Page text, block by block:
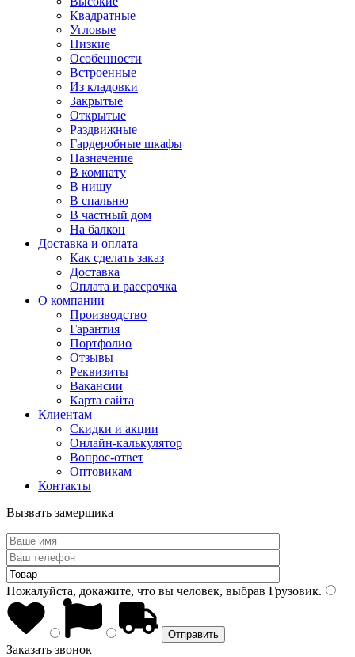
Квадратные
Угловые
Низкие
Особенности
Встроенные
Из кладовки
Закрытые
Открытые
Раздвижные
Гардеробные шкафы
Назначение
В комнату
В нишу
В спальню
В частный дом
На балкон
Доставка и оплата
Как сделать заказ
Доставка
Оплата и рассрочка
О компании
Производство
Гарантия
Портфолио
Отзывы
Реквизиты
Вакансии
Карта сайта
Клиентам
Скидки и акции
Онлайн-калькулятор
Вопрос-ответ
Оптовикам
Контакты
Вызвать замерщика
Пожалуйста, докажите, что вы человек, выбрав Грузовик.
Заказать звонок